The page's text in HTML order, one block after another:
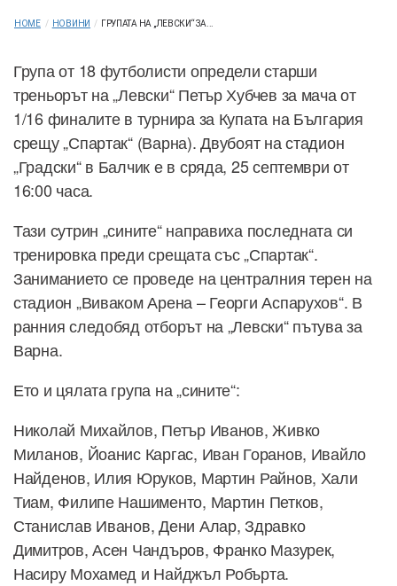
HOME / НОВИНИ / ГРУПАТА НА „ЛЕВСКИ“ ЗА...
Група от 18 футболисти определи старши
треньорът на „Левски“ Петър Хубчев за мача от
1/16 финалите в турнира за Купата на България
срещу „Спартак“ (Варна). Двубоят на стадион
„Градски“ в Балчик е в сряда, 25 септември от
16:00 часа.
Тази сутрин „сините“ направиха последната си
тренировка преди срещата със „Спартак“.
Заниманието се проведе на централния терен на
стадион „Виваком Арена – Георги Аспарухов“. В
ранния следобяд отборът на „Левски“ пътува за
Варна.
Ето и цялата група на „сините“:
Николай Михайлов, Петър Иванов, Живко
Миланов, Йоанис Каргас, Иван Горанов, Ивайло
Найденов, Илия Юруков, Мартин Райнов, Хали
Тиам, Филипе Нашименто, Мартин Петков,
Станислав Иванов, Дени Алар, Здравко
Димитров, Асен Чандъров, Франко Мазурек,
Насиру Мохамед и Найджъл Робърта.